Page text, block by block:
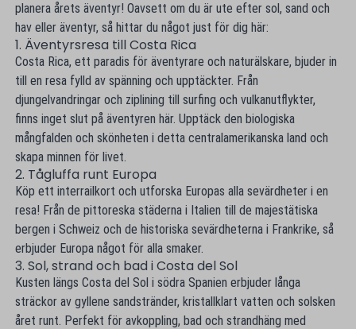
planera årets äventyr! Oavsett om du är ute efter sol, sand och
hav eller äventyr, så hittar du något just för dig här:
1. Äventyrsresa till Costa Rica
Costa Rica, ett paradis för äventyrare och naturälskare, bjuder in
till en resa fylld av spänning och upptäckter. Från
djungelvandringar och ziplining till surfing och vulkanutflykter,
finns inget slut på äventyren här. Upptäck den biologiska
mångfalden och skönheten i detta centralamerikanska land och
skapa minnen för livet.
2. Tågluffa runt Europa
Köp ett interrailkort och utforska Europas alla sevärdheter i en
resa! Från de pittoreska städerna i Italien till de majestätiska
bergen i Schweiz och de historiska sevärdheterna i Frankrike, så
erbjuder Europa något för alla smaker.
3. Sol, strand och bad i Costa del Sol
Kusten längs Costa del Sol i södra Spanien erbjuder långa
sträckor av gyllene sandstränder, kristallklart vatten och solsken
året runt. Perfekt för avkoppling, bad och strandhäng med